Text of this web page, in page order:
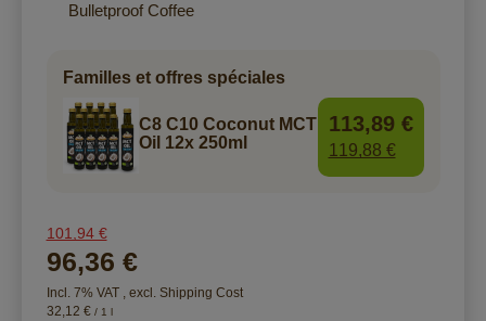
Bulletproof Coffee
Familles et offres spéciales
C8 C10 Coconut MCT
Oil 12x 250ml
113,89 €
119,88 €
101,94 €
96,36 €
Incl. 7% VAT , excl. Shipping Cost
32,12 €/ 1 l